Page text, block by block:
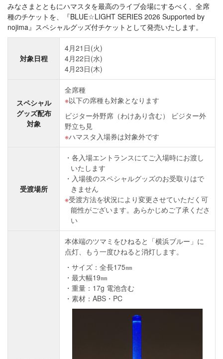
みなさまとともにハマスタを最高のライブ会場にするべく、全席
種のチケットを、『BLUE☆LIGHT SERIES 2026 Supported by
nojima』スペシャルグッズ付チケットとして発売いたします。
対象日程
4月21日(火)
4月22日(水)
4月23日(木)
スペシャル
グッズ配布
対象
全席種
以下の席種も対象となります
ビジター外野席（わけあり含む） ビジター外
野立ち見
ハマスタ入場券は対象外です
受渡場所
各入場エントランスにてご入場時にお渡し
いたします
入場後のスペシャルグッズのお受取りはで
きません
受渡方法を状況により変更させていただく可
能性がございます。あらかじめご了承くださ
い
本体端のツマミをひねると「横浜ブルー」に
点灯、もう一度ひねると消灯します。
サイズ：全長175㎜
最大幅19㎜
重量：17g 電池含む
素材：ABS・PC